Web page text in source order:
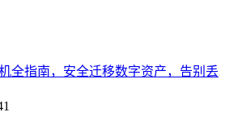
全指南，安全迁移数字资产，告别丢